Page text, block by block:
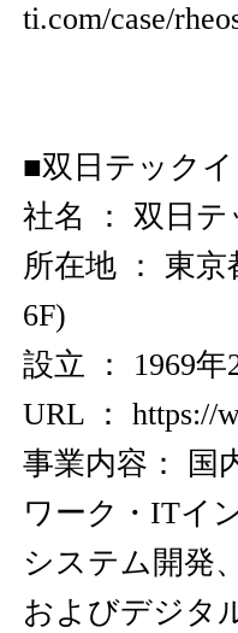
ti.com/case/
■双日テック
社名 ： 双日
所在地 ： 東
6F)
設立 ： 1969年
URL ： https://
事業内容： 国
ワーク・ITイ
システム開発
およびデジタ